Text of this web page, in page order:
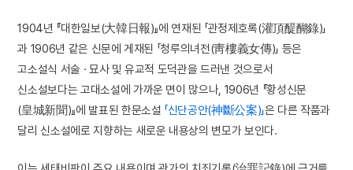
1904년 『대한일보(大韓日報)』에 연재된 「관정제호록(灌頂醍醐錄)」
과 1906년 같은 신문에 게재된 「청루의녀전(靑樓義女傳)」 등은
고소설식 서술 · 묘사 및 유교적 도덕관을 드러낸 것으로서
신소설보다는 고대소설에 가까운 면이 많으나, 1906년 『황성신문
(皇城新聞)』에 발표된 한문소설 「신단공안(神斷公案)」은 다른 작품과
달리 신소설에로 지향하는 새로운 내용상의 변모가 보인다.